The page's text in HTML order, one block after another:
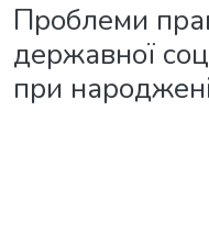
Проблеми
державної
при